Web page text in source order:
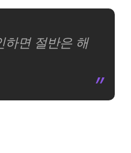
하면 절반은 해